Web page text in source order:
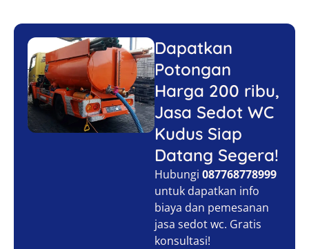
Dapatkan
Potongan
Harga 200 ribu,
Jasa Sedot WC
Kudus Siap
Datang Segera!
Hubungi 087768778999
untuk dapatkan info
biaya dan pemesanan
jasa sedot wc. Gratis
konsultasi!